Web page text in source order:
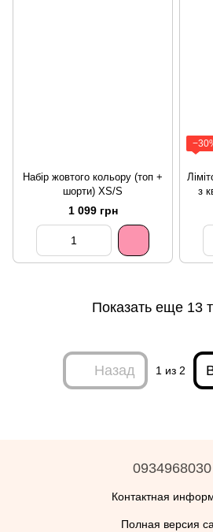
Набір жовтого кольору (топ +
шорти) XS/S
1 099 грн
з
Показать еще 13
Назад 1из 2
0934968030
Контактная
Полная версия